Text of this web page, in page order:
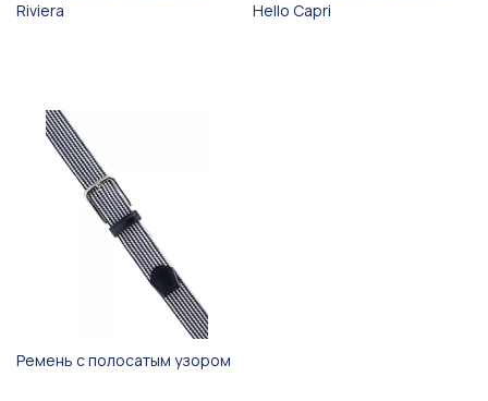
Riviera
Hello Capri
Ремень с полосатым узором